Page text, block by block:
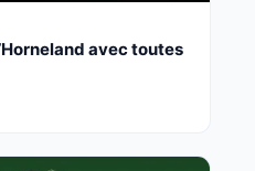
avec toutes